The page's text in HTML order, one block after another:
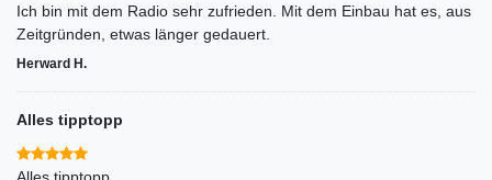
Ich bin mit dem Radio sehr zufrieden. Mit dem Einbau hat es, aus
Zeitgründen, etwas länger gedauert.
Herward H.
Alles tipptopp
Alles tipptopp